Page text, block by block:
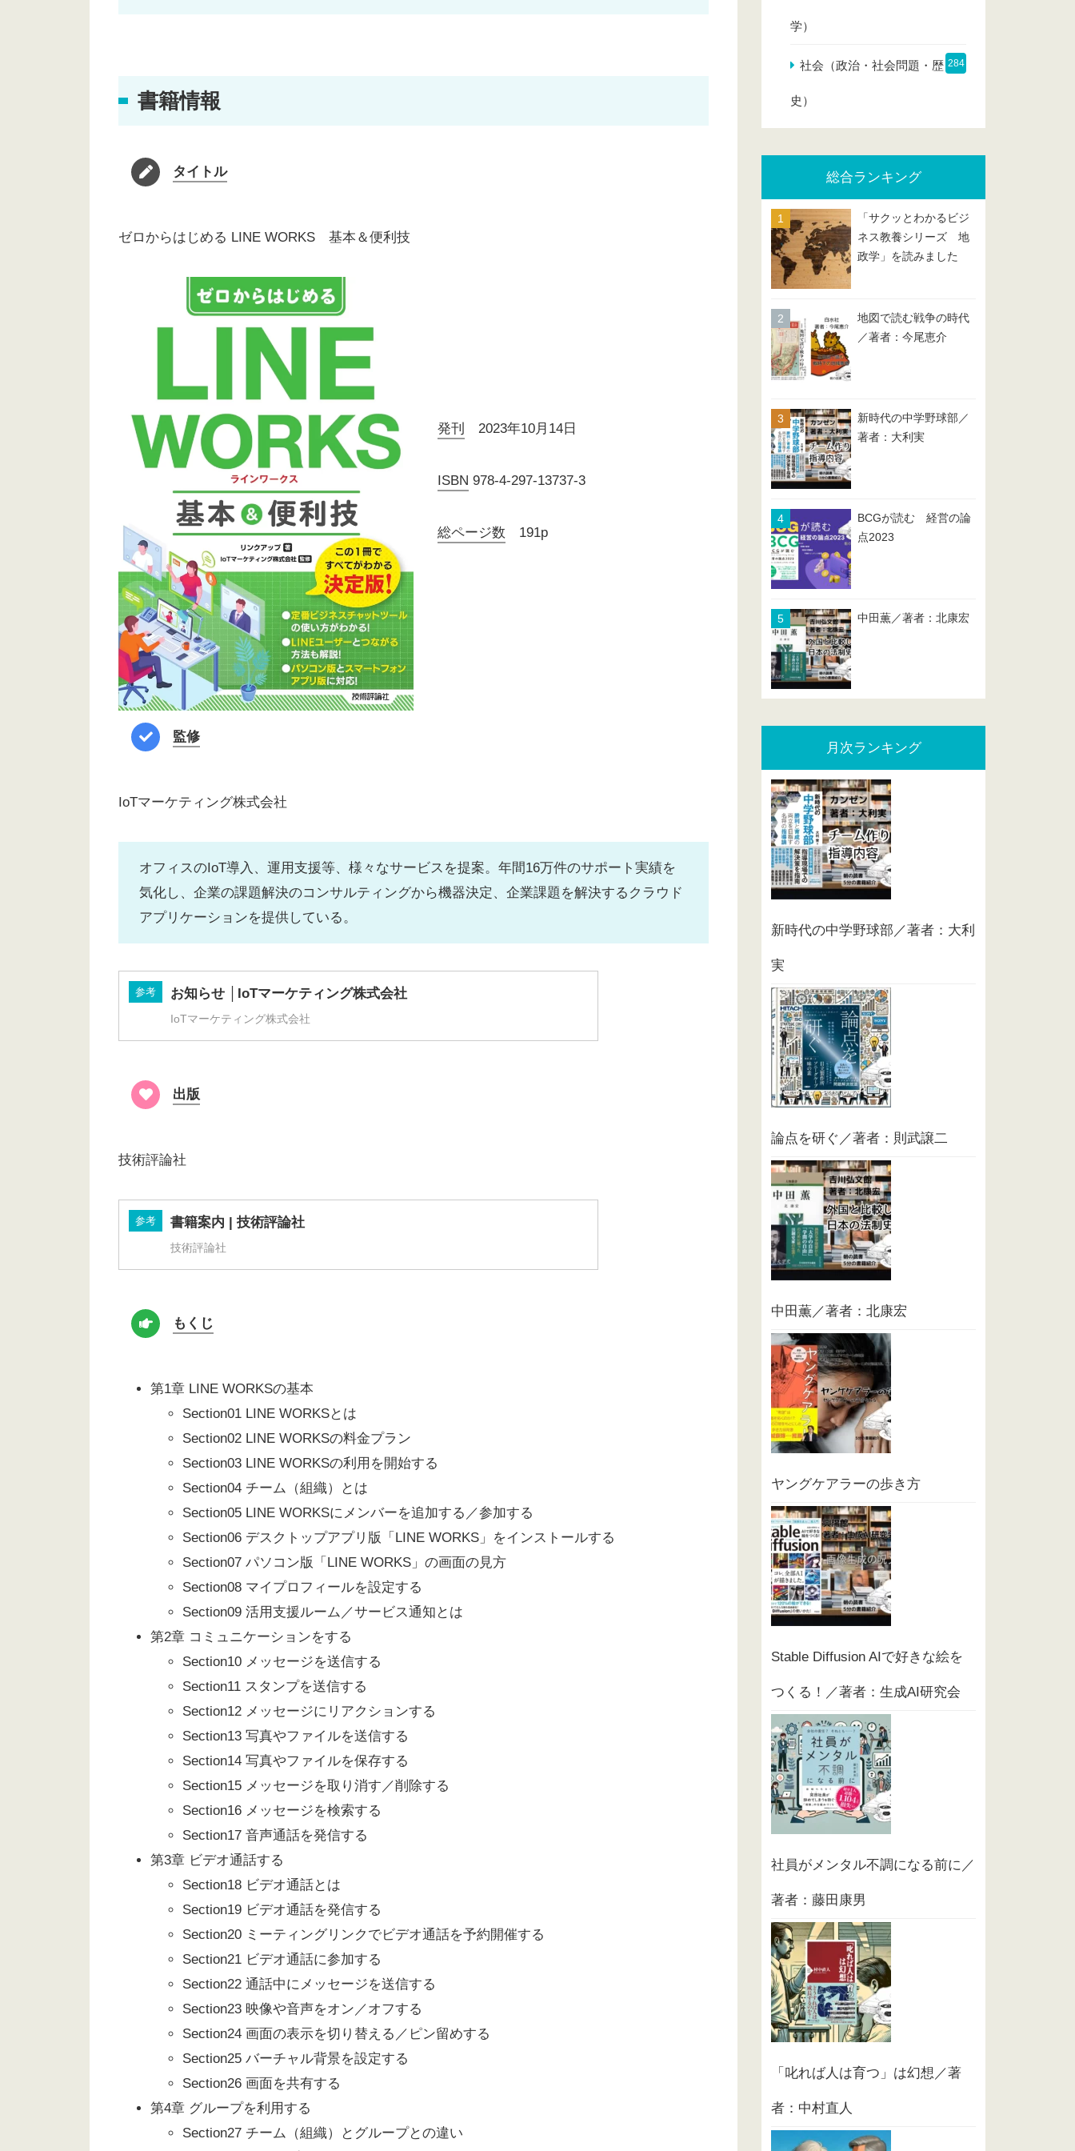
書籍情報
タイトル
ゼロからはじめる LINE WORKS 基本＆便利技
発刊 2023年10月14日
ISBN 978-4-297-13737-3
総ページ数 191p
監修
IoTマーケティング株式会社
オフィスのIoT導入、運用支援等、様々なサービスを提案。年間16万件のサポート実績を
気化し、企業の課題解決のコンサルティングから機器決定、企業課題を解決するクラウド
アプリケーションを提供している。
参考 お知らせ │IoTマーケティング株式会社
IoTマーケティング株式会社
出版
技術評論社
参考 書籍案内 | 技術評論社
技術評論社
もくじ
第1章 LINE WORKSの基本
Section01 LINE WORKSとは
Section02 LINE WORKSの料金プラン
Section03 LINE WORKSの利用を開始する
Section04 チーム（組織）とは
Section05 LINE WORKSにメンバーを追加する／参加する
Section06 デスクトップアプリ版「LINE WORKS」をインストールする
Section07 パソコン版「LINE WORKS」の画面の見方
Section08 マイプロフィールを設定する
Section09 活用支援ルーム／サービス通知とは
第2章 コミュニケーションをする
Section10 メッセージを送信する
Section11 スタンプを送信する
Section12 メッセージにリアクションする
Section13 写真やファイルを送信する
Section14 写真やファイルを保存する
Section15 メッセージを取り消す／削除する
Section16 メッセージを検索する
Section17 音声通話を発信する
第3章 ビデオ通話する
Section18 ビデオ通話とは
Section19 ビデオ通話を発信する
Section20 ミーティングリンクでビデオ通話を予約開催する
Section21 ビデオ通話に参加する
Section22 通話中にメッセージを送信する
Section23 映像や音声をオン／オフする
Section24 画面の表示を切り替える／ピン留めする
Section25 バーチャル背景を設定する
Section26 画面を共有する
第4章 グループを利用する
Section27 チーム（組織）とグループとの違い
学）
社会（政治・社会問題・歴
史）
284
総合ランキング
「サクッとわかるビジ
ネス教養シリーズ 地
政学」を読みました
地図で読む戦争の時代
／著者：今尾恵介
新時代の中学野球部／
著者：大利実
BCGが読む 経営の論
点2023
中田薫／著者：北康宏
月次ランキング
新時代の中学野球部／著者：大利
実
論点を研ぐ／著者：則武譲二
中田薫／著者：北康宏
ヤングケアラーの歩き方
Stable Diffusion AIで好きな絵を
つくる！／著者：生成AI研究会
社員がメンタル不調になる前に／
著者：藤田康男
「叱れば人は育つ」は幻想／著
者：中村直人